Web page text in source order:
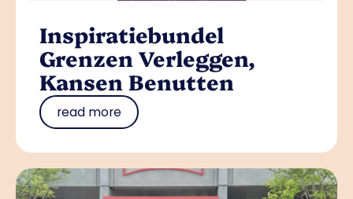
Inspiratiebundel
Grenzen Verleggen,
Kansen Benutten
read more